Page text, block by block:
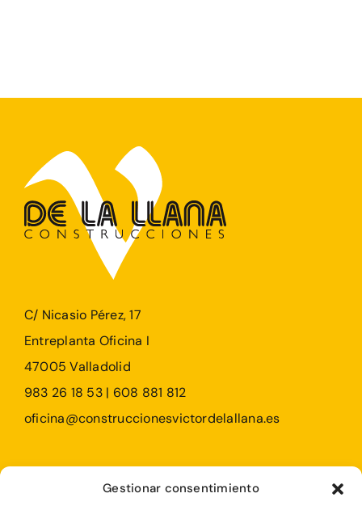
Gestionar consentimiento
C/ Nicasio Pérez, 17
Entreplanta Oficina I
47005 Valladolid
983 26 18 53 | 608 881 812
oficina@construccionesvictordelallana.es